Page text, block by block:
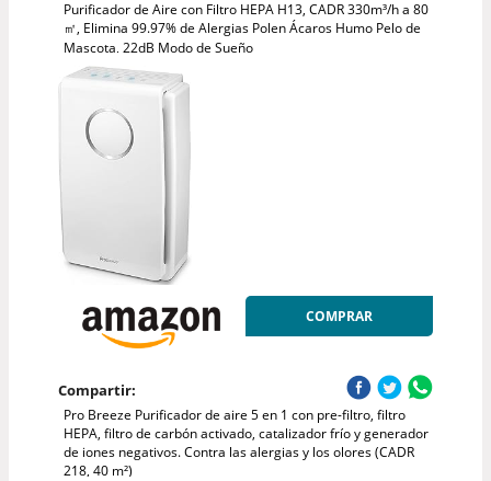
Purificador de Aire con Filtro HEPA H13, CADR 330m³/h a 80
㎡, Elimina 99.97% de Alergias Polen Ácaros Humo Pelo de
Mascota, 22dB Modo de Sueño
COMPRAR
Compartir:
Pro Breeze Purificador de aire 5 en 1 con pre-filtro, filtro
HEPA, filtro de carbón activado, catalizador frío y generador
de iones negativos. Contra las alergias y los olores (CADR
218, 40 m²)